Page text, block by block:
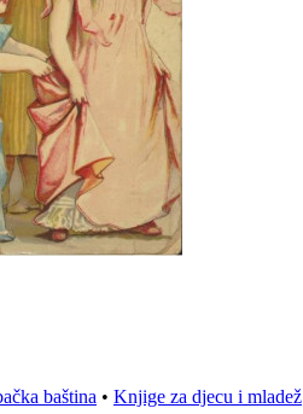
baština • Knjige za djecu i mladež